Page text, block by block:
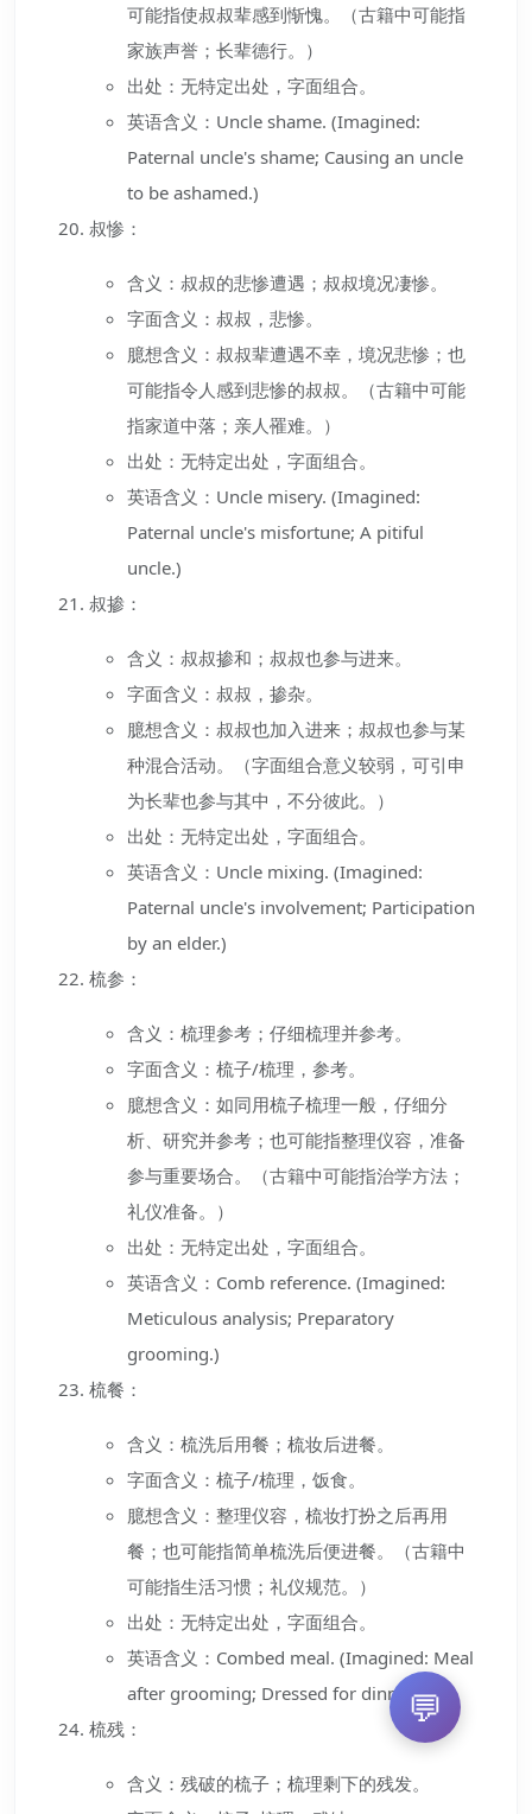
可能指使叔叔辈感到惭愧。（古籍中可能指
家族声誉；长辈德行。）
出处：无特定出处，字面组合。
英语含义：Uncle shame. (Imagined:
Paternal uncle's shame; Causing an uncle
to be ashamed.)
叔惨：
含义：叔叔的悲惨遭遇；叔叔境况凄惨。
字面含义：叔叔，悲惨。
臆想含义：叔叔辈遭遇不幸，境况悲惨；也
可能指令人感到悲惨的叔叔。（古籍中可能
指家道中落；亲人罹难。）
出处：无特定出处，字面组合。
英语含义：Uncle misery. (Imagined:
Paternal uncle's misfortune; A pitiful
uncle.)
叔掺：
含义：叔叔掺和；叔叔也参与进来。
字面含义：叔叔，掺杂。
臆想含义：叔叔也加入进来；叔叔也参与某
种混合活动。（字面组合意义较弱，可引申
为长辈也参与其中，不分彼此。）
出处：无特定出处，字面组合。
英语含义：Uncle mixing. (Imagined:
Paternal uncle's involvement; Participation
by an elder.)
梳参：
含义：梳理参考；仔细梳理并参考。
字面含义：梳子/梳理，参考。
臆想含义：如同用梳子梳理一般，仔细分
析、研究并参考；也可能指整理仪容，准备
参与重要场合。（古籍中可能指治学方法；
礼仪准备。）
出处：无特定出处，字面组合。
英语含义：Comb reference. (Imagined:
Meticulous analysis; Preparatory
grooming.)
梳餐：
含义：梳洗后用餐；梳妆后进餐。
字面含义：梳子/梳理，饭食。
臆想含义：整理仪容，梳妆打扮之后再用
餐；也可能指简单梳洗后便进餐。（古籍中
可能指生活习惯；礼仪规范。）
出处：无特定出处，字面组合。
英语含义：Combed meal. (Imagined: Meal
after grooming; Dressed for dinner.)
梳残：
含义：残破的梳子；梳理剩下的残发。
💬